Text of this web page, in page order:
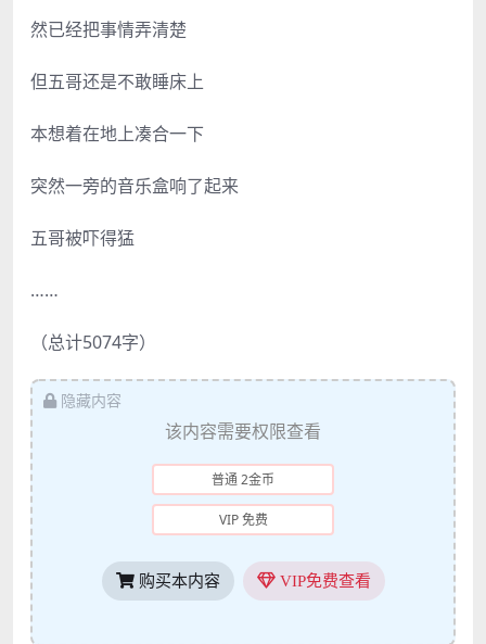
然已经把事情弄清楚
但五哥还是不敢睡床上
本想着在地上凑合一下
突然一旁的音乐盒响了起来
五哥被吓得猛
……
（总计5074字）
隐藏内容
该内容需要权限查看
普通 2金币
VIP 免费
购买本内容 VIP免费查看